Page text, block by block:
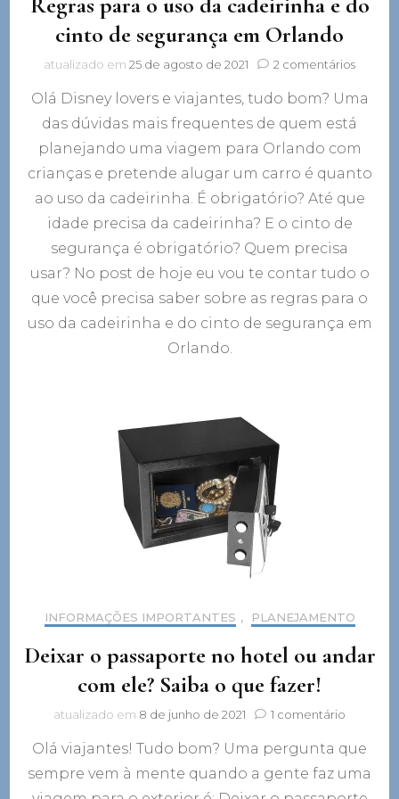
cinto de segurança em Orlando
atualizado em 25 de agosto de 2021 2 comentáriosem
para
da
do
em
Olá Disney lovers e viajantes, tudo bom? Uma
das dúvidas mais frequentes de quem está
planejando uma viagem para Orlando com
crianças e pretende alugar um carro é quanto
ao uso da cadeirinha. É obrigatório? Até que
idade precisa da cadeirinha? E o cinto de
segurança é obrigatório? Quem precisa
usar? No post de hoje eu vou te contar tudo o
que você precisa saber sobre as regras para o
uso da cadeirinha e do cinto de segurança em
Orlando.
INFORMAÇÕES IMPORTANTES , PLANEJAMENTO
Deixar o passaporte no hotel ou andar
com ele? Saiba o que fazer!
atualizado em 8 de junho de 2021 1 comentário
o
Olá viajantes! Tudo bom? Uma pergunta que
sempre vem à mente quando a gente faz uma